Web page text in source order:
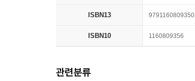
ISBN13 9791160809350
ISBN10 1160809356
관련분류